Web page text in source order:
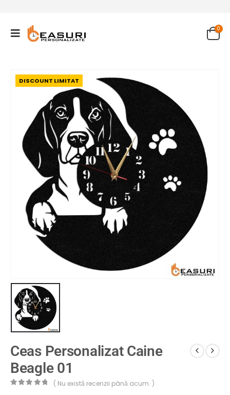
0
DISCOUNT LIMITAT
Ceas Personalizat Caine
Beagle 01
( Nu există recenzii până acum. )